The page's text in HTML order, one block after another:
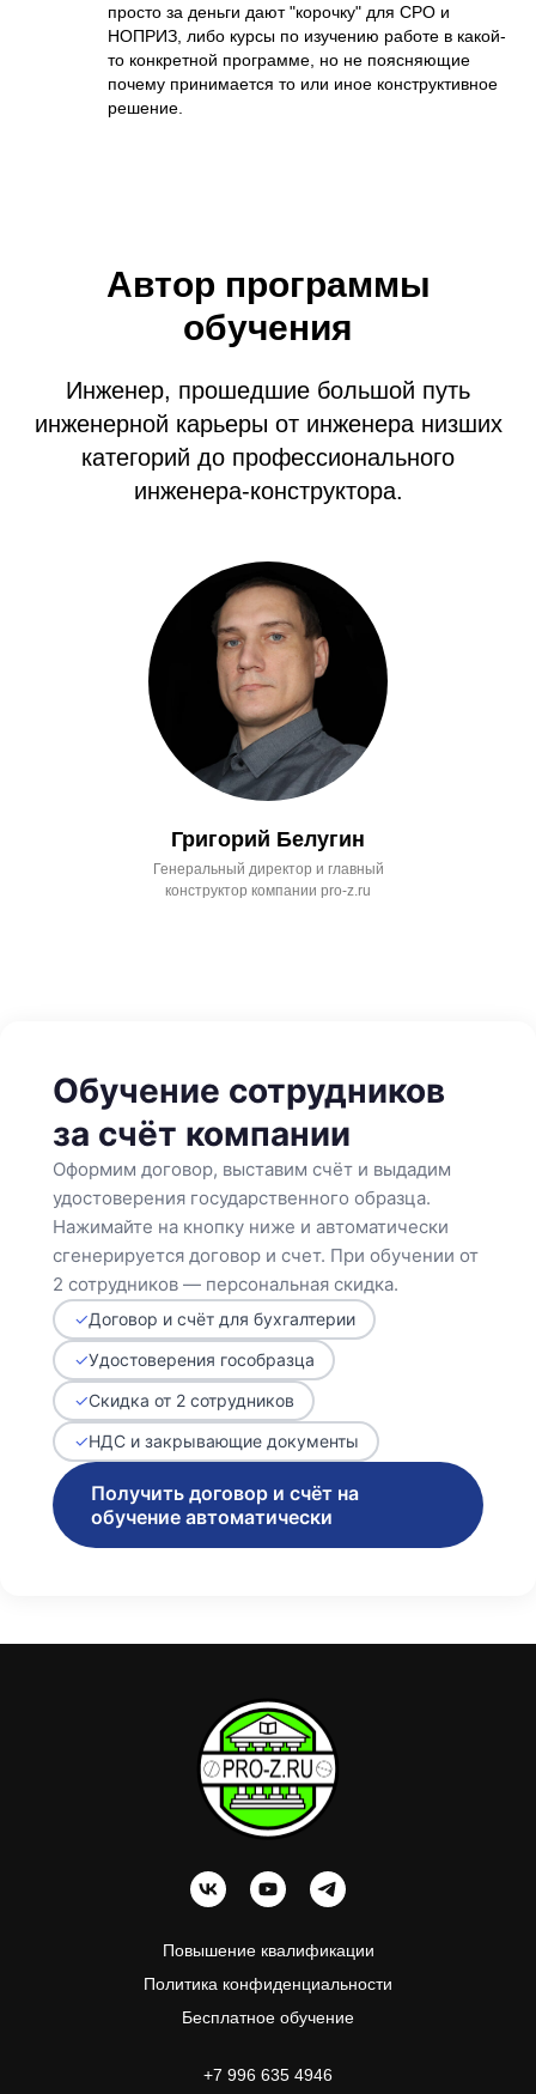
просто за деньги дают "корочку" для СРО и
НОПРИЗ, либо курсы по изучению работе в какой-
то конкретной программе, но не поясняющие
почему принимается то или иное конструктивное
решение.
Автор программы
обучения
Инженер, прошедшие большой путь
инженерной карьеры от инженера низших
категорий до профессионального
инженера-конструктора.
Григорий Белугин
Генеральный директор и главный
конструктор компании pro-z.ru
Обучение сотрудников
за счёт компании
Оформим договор, выставим счёт и выдадим
удостоверения государственного образца.
Нажимайте на кнопку ниже и автоматически
сгенерируется договор и счет. При обучении от
2 сотрудников — персональная скидка.
✓Договор и счёт для бухгалтерии
✓Удостоверения госoбразца
✓Скидка от 2 сотрудников
✓НДС и закрывающие документы
Получить договор и счёт на
обучение автоматически
Повышение квалификации
Политика конфиденциальности
Бесплатное обучение
+7 996 635 4946